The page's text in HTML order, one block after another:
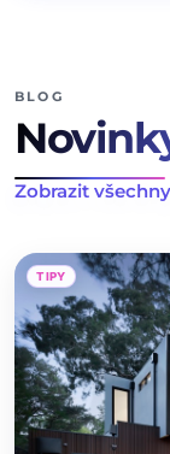
BLOG
Zobrazit
TIPY